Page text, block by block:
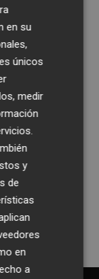
de
de
en su
únicos
medir
y
de
en
a